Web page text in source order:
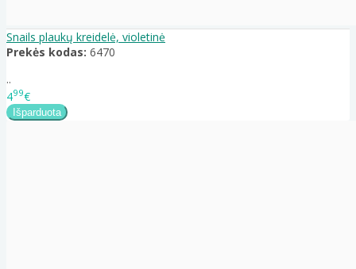
Snails plaukų kreidelė, violetinė
Prekės kodas: 6470
..
499€